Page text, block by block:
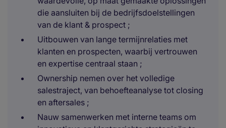
die aansluiten bij de bedrijfsdoelstellingen
van de klant & prospect ;
Uitbouwen van lange termijnrelaties met
klanten en prospecten, waarbij vertrouwen
en expertise centraal staan ;
Ownership nemen over het volledige
salestraject, van behoefteanalyse tot closing
en aftersales ;
Nauw samenwerken met interne teams om